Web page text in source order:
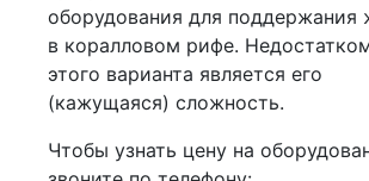
оборудования для поддержания
в коралловом рифе.
этого варианта является его
(кажущаяся) сложность.
Чтобы узнать цену на